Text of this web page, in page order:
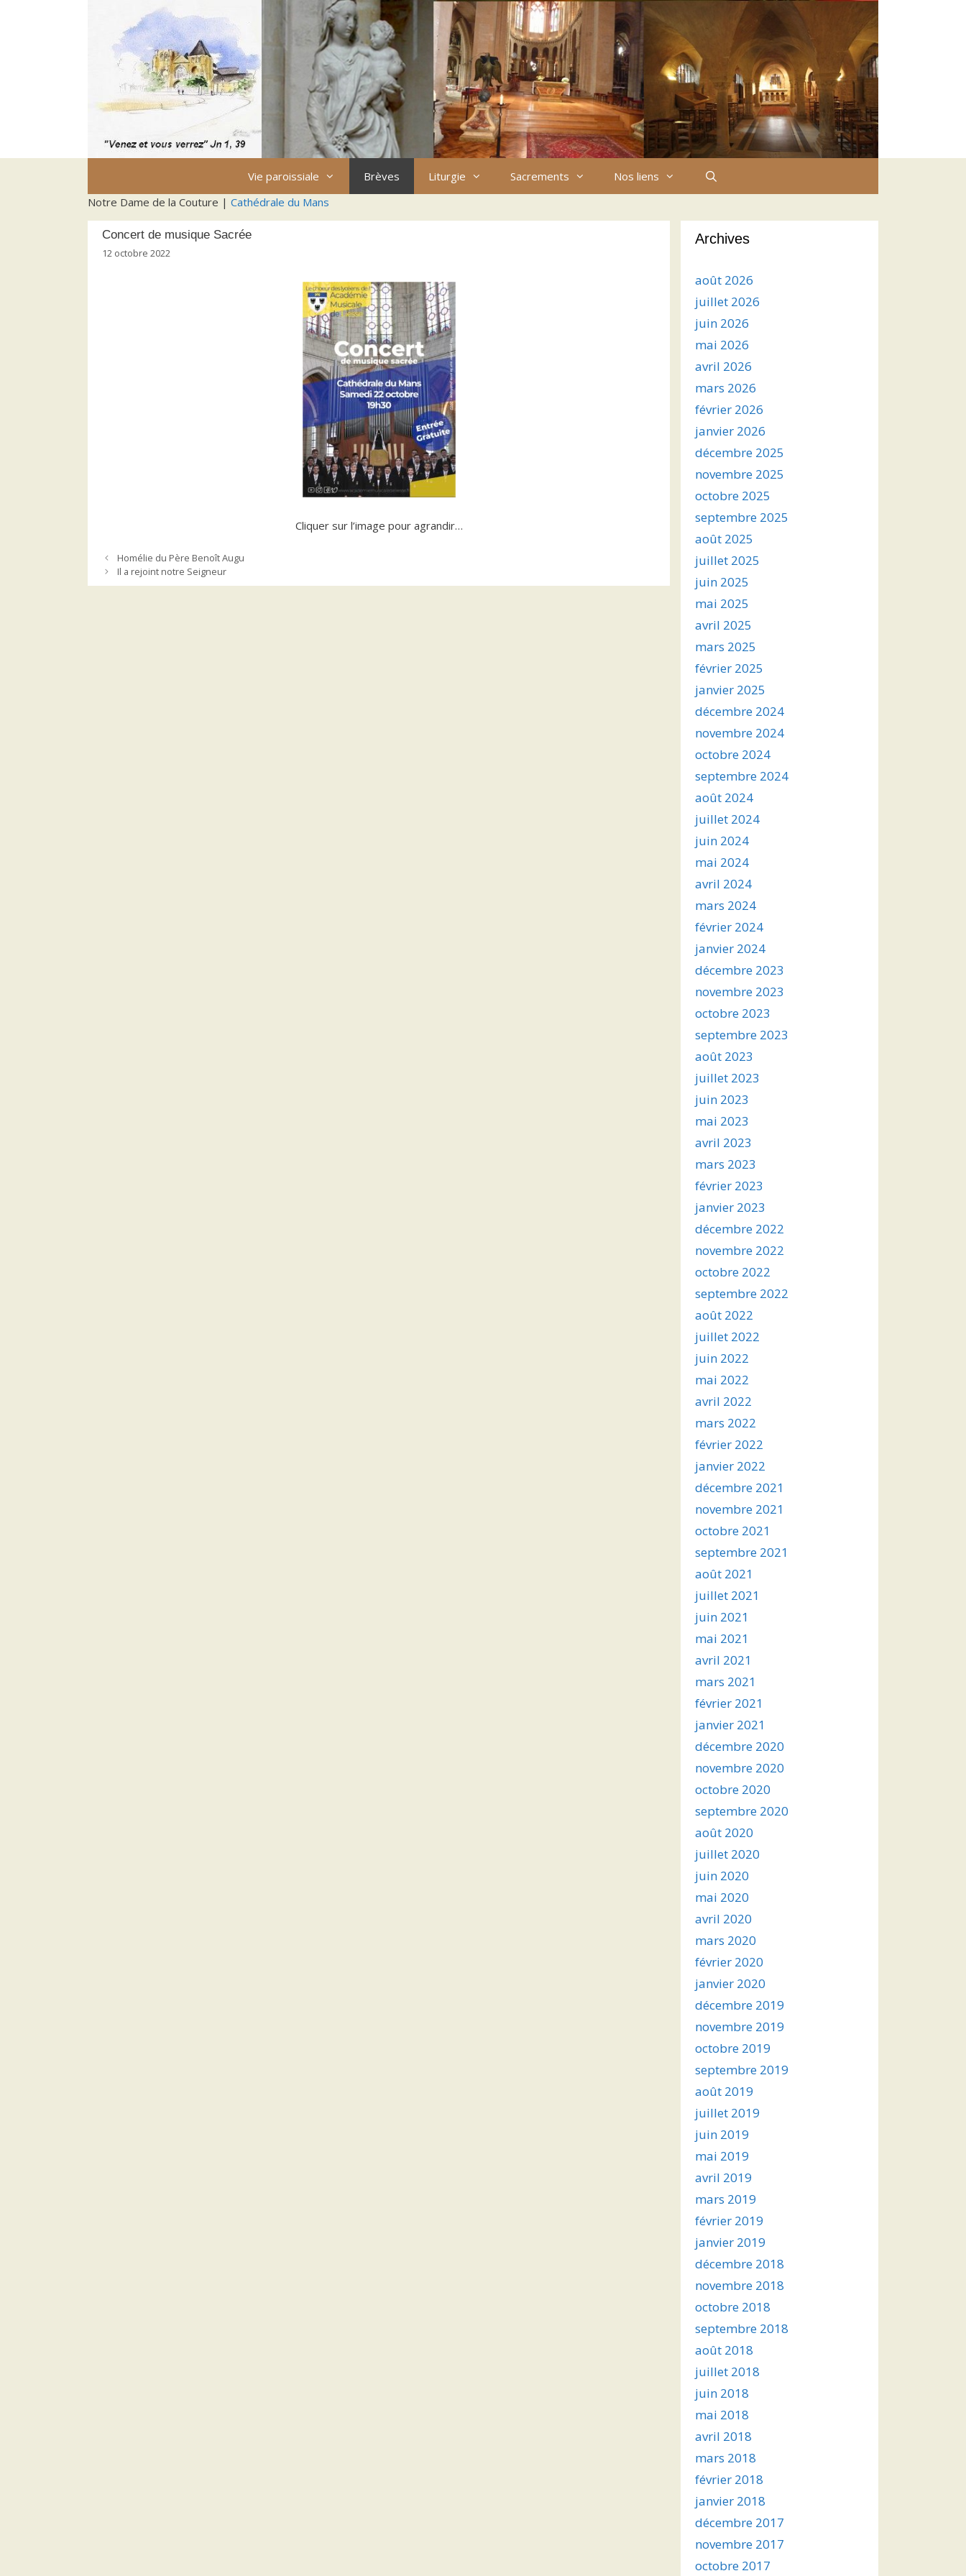
Vie paroissiale Brèves Liturgie Sacrements
Nos liens
Notre Dame de la Couture | Cathédrale du Mans
Concert de musique Sacrée
12 octobre 2022
Cliquer sur l’image pour agrandir…
Homélie du Père Benoît Augu
Il a rejoint notre Seigneur
Archives
août 2026
juillet 2026
juin 2026
mai 2026
avril 2026
mars 2026
février 2026
janvier 2026
décembre 2025
novembre 2025
octobre 2025
septembre 2025
août 2025
juillet 2025
juin 2025
mai 2025
avril 2025
mars 2025
février 2025
janvier 2025
décembre 2024
novembre 2024
octobre 2024
septembre 2024
août 2024
juillet 2024
juin 2024
mai 2024
avril 2024
mars 2024
février 2024
janvier 2024
décembre 2023
novembre 2023
octobre 2023
septembre 2023
août 2023
juillet 2023
juin 2023
mai 2023
avril 2023
mars 2023
février 2023
janvier 2023
décembre 2022
novembre 2022
octobre 2022
septembre 2022
août 2022
juillet 2022
juin 2022
mai 2022
avril 2022
mars 2022
février 2022
janvier 2022
décembre 2021
novembre 2021
octobre 2021
septembre 2021
août 2021
juillet 2021
juin 2021
mai 2021
avril 2021
mars 2021
février 2021
janvier 2021
décembre 2020
novembre 2020
octobre 2020
septembre 2020
août 2020
juillet 2020
juin 2020
mai 2020
avril 2020
mars 2020
février 2020
janvier 2020
décembre 2019
novembre 2019
octobre 2019
septembre 2019
août 2019
juillet 2019
juin 2019
mai 2019
avril 2019
mars 2019
février 2019
janvier 2019
décembre 2018
novembre 2018
octobre 2018
septembre 2018
août 2018
juillet 2018
juin 2018
mai 2018
avril 2018
mars 2018
février 2018
janvier 2018
décembre 2017
novembre 2017
octobre 2017